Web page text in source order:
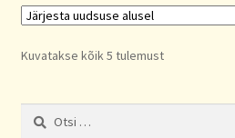
Kuvatakse kõik 5 tulemustSorted
Otsi: